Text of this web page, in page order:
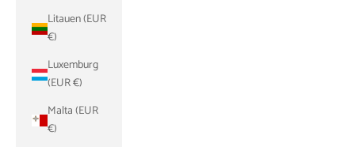
Litauen (EUR
€)
Luxemburg
(EUR €)
Malta (EUR
€)